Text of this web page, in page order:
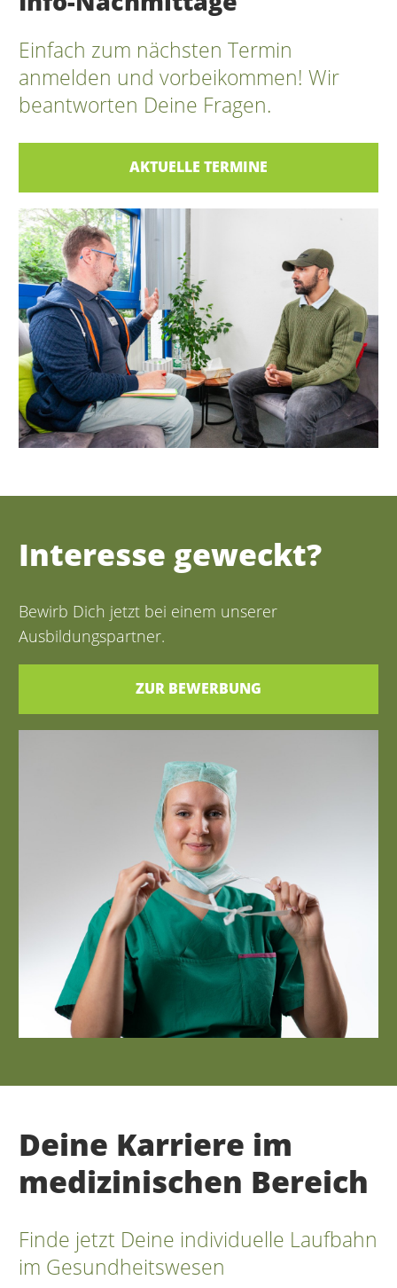
Einfach zum nächsten Termin
anmelden und vorbeikommen! Wir
beantworten Deine Fragen.
AKTUELLE TERMINE
Interesse geweckt?
Bewirb Dich jetzt bei einem unserer
Ausbildungspartner.
ZUR BEWERBUNG
Deine Karriere im
medizinischen Bereich
Finde jetzt Deine individuelle Laufbahn
im Gesundheitswesen